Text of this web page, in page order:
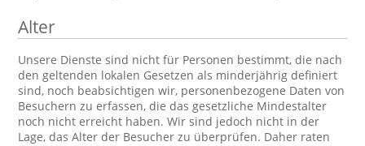
Alter
Unsere Dienste sind nicht für Personen bestimmt, die nach
den geltenden lokalen Gesetzen als minderjährig definiert
sind, noch beabsichtigen wir, personenbezogene Daten von
Besuchern zu erfassen, die das gesetzliche Mindestalter
noch nicht erreicht haben. Wir sind jedoch nicht in der
Lage, das Alter der Besucher zu überprüfen. Daher raten